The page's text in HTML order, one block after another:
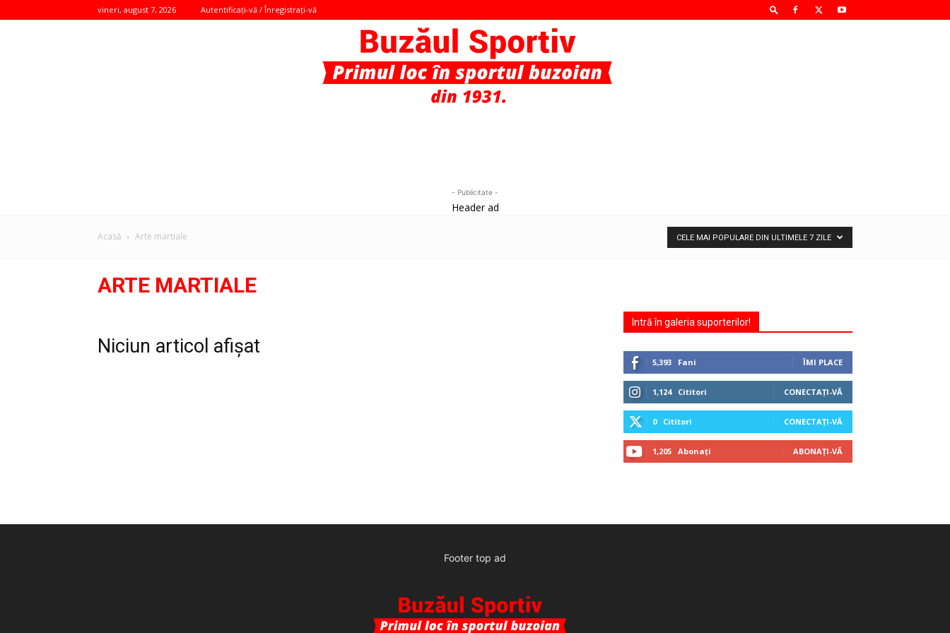
vineri, august 7, 2026 Autentificați-vă / Înregistrați-vă
- Publicitate -
Header ad
Acasă Arte martiale CELE MAI POPULARE DIN ULTIMELE 7 ZILE
ARTE MARTIALE
Niciun articol afișat
Intră în galeria suporterilor!
5,393 Fani ÎMI PLACE
1,124 Cititori CONECTAȚI-VĂ
0 Cititori CONECTAȚI-VĂ
1,205 Abonați ABONAȚI-VĂ
Footer top ad